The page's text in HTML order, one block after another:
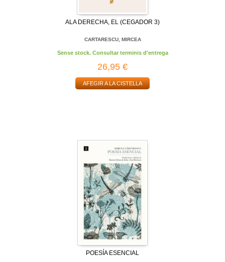
ALA DERECHA, EL (CEGADOR 3)
CARTARESCU, MIRCEA
Sense stock. Consultar terminis d'entrega
26,95 €
AFEGIR A LA CISTELLA
POESÍA ESENCIAL